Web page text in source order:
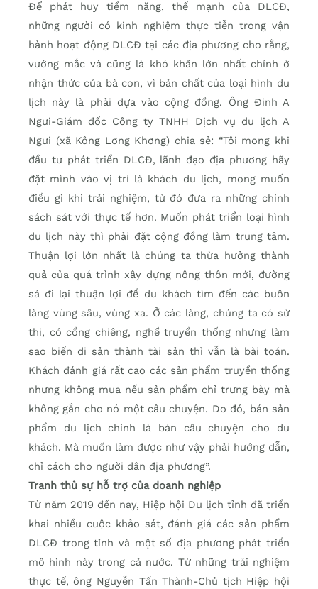
Để phát huy tiềm năng, thế mạnh của DLCĐ,
những người có kinh nghiệm thực tiễn trong vận
hành hoạt động DLCĐ tại các địa phương cho rằng,
vướng mắc và cũng là khó khăn lớn nhất chính ở
nhận thức của bà con, vì bản chất của loại hình du
lịch này là phải dựa vào cộng đồng. Ông Đinh A
Ngưi-Giám đốc Công ty TNHH Dịch vụ du lịch A
Ngưi (xã Kông Lơng Khơng) chia sẻ: “Tôi mong khi
đầu tư phát triển DLCĐ, lãnh đạo địa phương hãy
đặt mình vào vị trí là khách du lịch, mong muốn
điều gì khi trải nghiệm, từ đó đưa ra những chính
sách sát với thực tế hơn. Muốn phát triển loại hình
du lịch này thì phải đặt cộng đồng làm trung tâm.
Thuận lợi lớn nhất là chúng ta thừa hưởng thành
quả của quá trình xây dựng nông thôn mới, đường
sá đi lại thuận lợi để du khách tìm đến các buôn
làng vùng sâu, vùng xa. Ở các làng, chúng ta có sử
thi, có cồng chiêng, nghề truyền thống nhưng làm
sao biến di sản thành tài sản thì vẫn là bài toán.
Khách đánh giá rất cao các sản phẩm truyền thống
nhưng không mua nếu sản phẩm chỉ trưng bày mà
không gắn cho nó một câu chuyện. Do đó, bán sản
phẩm du lịch chính là bán câu chuyện cho du
khách. Mà muốn làm được như vậy phải hướng dẫn,
chỉ cách cho người dân địa phương”.
Tranh thủ sự hỗ trợ của doanh nghiệp
Từ năm 2019 đến nay, Hiệp hội Du lịch tỉnh đã triển
khai nhiều cuộc khảo sát, đánh giá các sản phẩm
DLCĐ trong tỉnh và một số địa phương phát triển
mô hình này trong cả nước. Từ những trải nghiệm
thực tế, ông Nguyễn Tấn Thành-Chủ tịch Hiệp hội